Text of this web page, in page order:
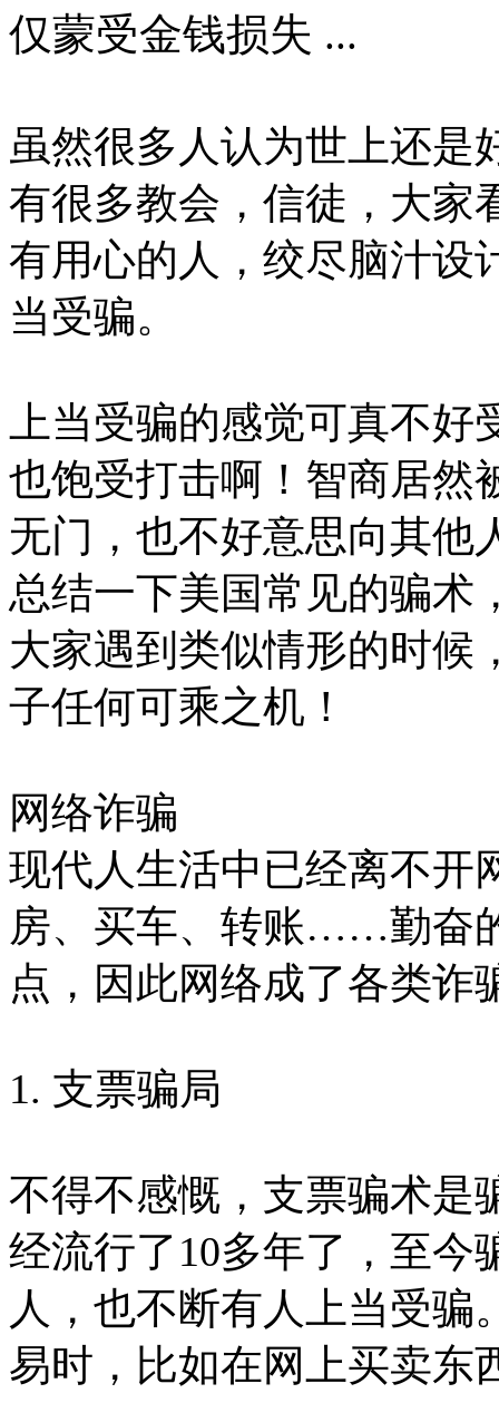
仅蒙受金钱损失 ...
虽然很多人认为世上还是
有很多教会，信徒，大家
有用心的人，绞尽脑汁设
当受骗。
上当受骗的感觉可真不
也饱受打击啊！智商居然
无门，也不好意思向其他
总结一下美国常见的骗术
大家遇到类似情形的时候
子任何可乘之机！
网络诈骗
现代人生活中已经离不开
房、买车、转账……勤奋
点，因此网络成了各类诈
1. 支票骗局
不得不感慨，支票骗术是
经流行了10多年了，至今
人，也不断有人上当受骗
易时，比如在网上买卖东